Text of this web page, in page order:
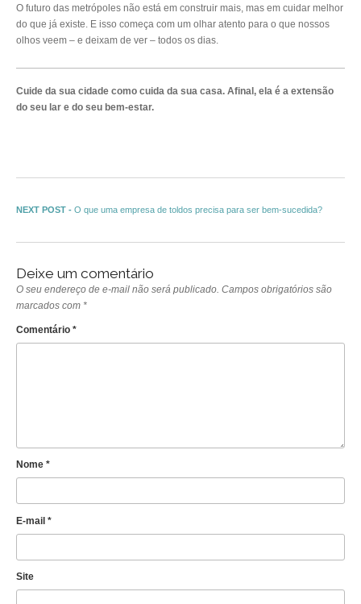
O futuro das metrópoles não está em construir mais, mas em cuidar melhor
do que já existe. E isso começa com um olhar atento para o que nossos
olhos veem – e deixam de ver – todos os dias.
Cuide da sua cidade como cuida da sua casa. Afinal, ela é a extensão
do seu lar e do seu bem-estar.
Navegação de Post
NEXT POST - Next post:
O que uma empresa de toldos precisa para ser bem-sucedida?
Deixe um comentário
O seu endereço de e-mail não será publicado. Campos obrigatórios são
marcados com *
Comentário *
Nome *
E-mail *
Site